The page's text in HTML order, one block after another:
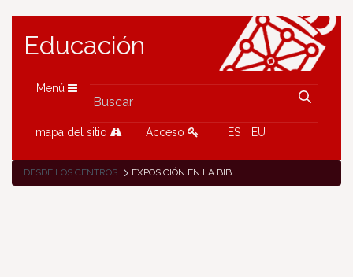
Educación
Menú
mapa del sitio Acceso ES EU
DESDE LOS CENTROS EXPOSICIÓN EN LA BIBLIOTECA DEL IES VALLE DEL EBRO